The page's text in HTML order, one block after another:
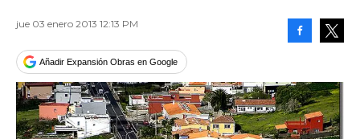
jue 03 enero 2013 12:13 PM
Añadir Expansión Obras en Google